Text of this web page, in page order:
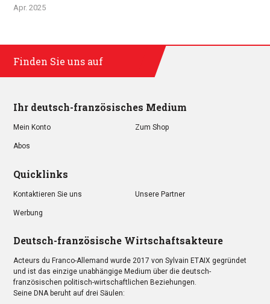
Apr. 2025
Finden Sie uns auf
Ihr deutsch-französisches Medium
Mein Konto Zum Shop
Abos
Quicklinks
Kontaktieren Sie uns Unsere Partner
Werbung
Deutsch-französische Wirtschaftsakteure
Acteurs du Franco-Allemand wurde 2017 von Sylvain ETAIX gegründet
und ist das einzige unabhängige Medium über die deutsch-
französischen politisch-wirtschaftlichen Beziehungen.
Seine DNA beruht auf drei Säulen: